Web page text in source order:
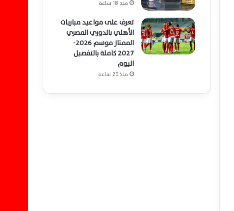
منذ 18 ساعة
تعرف على مواعيد مباريات
الأهلي بالدوري المصري
الممتاز موسم 2026-
2027 كاملة بالتفصيل
اليوم
منذ 20 ساعة